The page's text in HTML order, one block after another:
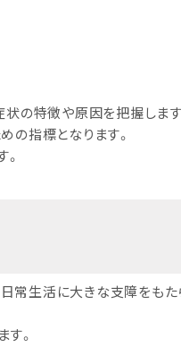
の特徴や原因を把握します
の指標となります。
常生活に大きな支障をもた
。